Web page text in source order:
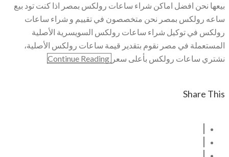
بيعها نحن افضل اماكن شراء ساعات رولكس بمصر اذا كنت تود بيع
ساعه رولكس بمصر نحن متخصصون في تقييم و شراء ساعات
رولكس في توكيل شراء ساعات رولكس السويسرية الأصلية
المستعملة في مصر نقوم بتقدير قيمة ساعات رولكس الأصلية،
نشتري ساعات رولكس بأعلى سعر
Share This